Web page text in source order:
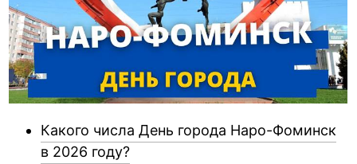
Какого числа День города Наро-Фоминск
в 2026 году?